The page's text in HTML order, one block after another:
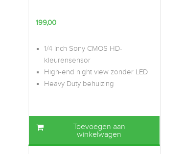
199,00
1/4 inch Sony CMOS HD-
kleurensensor
High-end night view zonder LED
Heavy Duty behuizing
Toevoegen aan
winkelwagen